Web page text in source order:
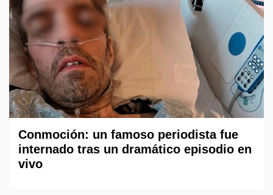
Conmoción: un famoso periodista fue
internado tras un dramático episodio en
vivo